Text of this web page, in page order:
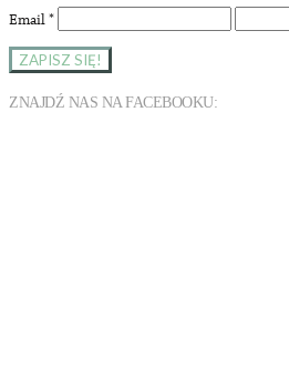
Email*
ZNAJDŹ NAS NA FACEBOOKU: